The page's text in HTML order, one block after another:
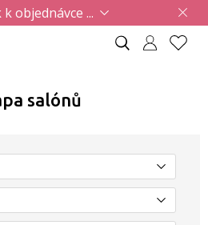
objednávce ...
salónů